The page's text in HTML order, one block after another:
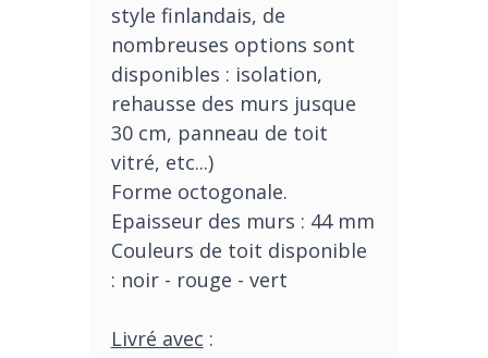
style finlandais, de
nombreuses options sont
disponibles : isolation,
rehausse des murs jusque
30 cm, panneau de toit
vitré, etc...)
Forme octogonale.
Epaisseur des murs : 44 mm
Couleurs de toit disponible
: noir - rouge - vert
Livré avec :